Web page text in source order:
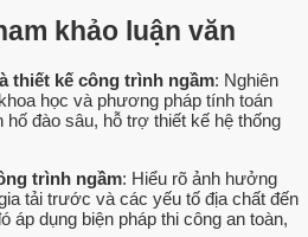
khảo luận văn
thiết kế công trình ngầm: Nghiên
học và phương pháp tính toán
đào sâu, hỗ trợ thiết kế hệ thống
trình ngầm: Hiểu rõ ảnh hưởng
tải trước và các yếu tố địa chất đến
áp dụng biện pháp thi công an toàn,